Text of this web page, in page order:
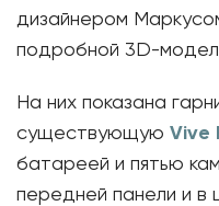
дизайнером
подробной 3D-
На них показана
существующую Vive
батареей и пятью
передней панели и в